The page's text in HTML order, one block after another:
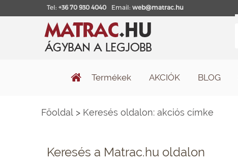
Tel: +36 70 930 4040 Email: web@matrac.hu
Termékek AKCIÓK BLOG
Főoldal > Keresés oldalon: akciós címke
Keresés a Matrac.hu oldalon